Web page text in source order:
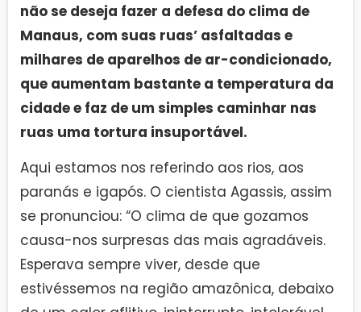
não se deseja fazer a defesa do clima de
Manaus, com suas ruas’ asfaltadas e
milhares de aparelhos de ar-condicionado,
que aumentam bastante a temperatura da
cidade e faz de um simples caminhar nas
ruas uma tortura insuportável.
Aqui estamos nos referindo aos rios, aos
paranás e igapós. O cientista Agassis, assim
se pronunciou: “O clima de que gozamos
causa-nos surpresas das mais agradáveis.
Esperava sempre viver, desde que
estivéssemos na região amazônica, debaixo